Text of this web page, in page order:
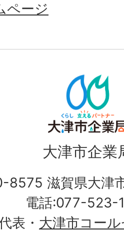
ページ
大津市企業
8575 滋賀県大津
電話:077-523-
代表・ 大津市コー